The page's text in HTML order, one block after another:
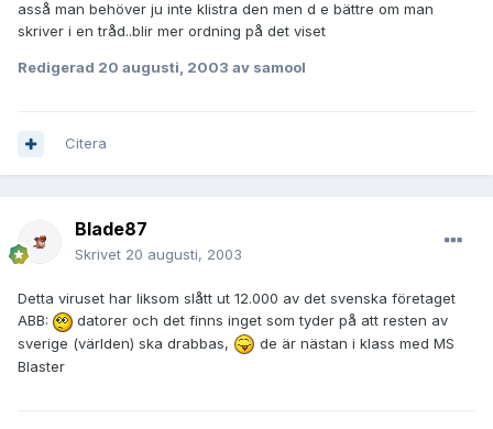
asså man behöver ju inte klistra den men d e bättre om man
skriver i en tråd..blir mer ordning på det viset
Redigerad 20 augusti, 2003 av samool
Citera
Blade87
Skrivet 20 augusti, 2003
Detta viruset har liksom slått ut 12.000 av det svenska företaget
ABB:
datorer och det finns inget som tyder på att resten av
sverige (världen) ska drabbas,
de är nästan i klass med MS
Blaster